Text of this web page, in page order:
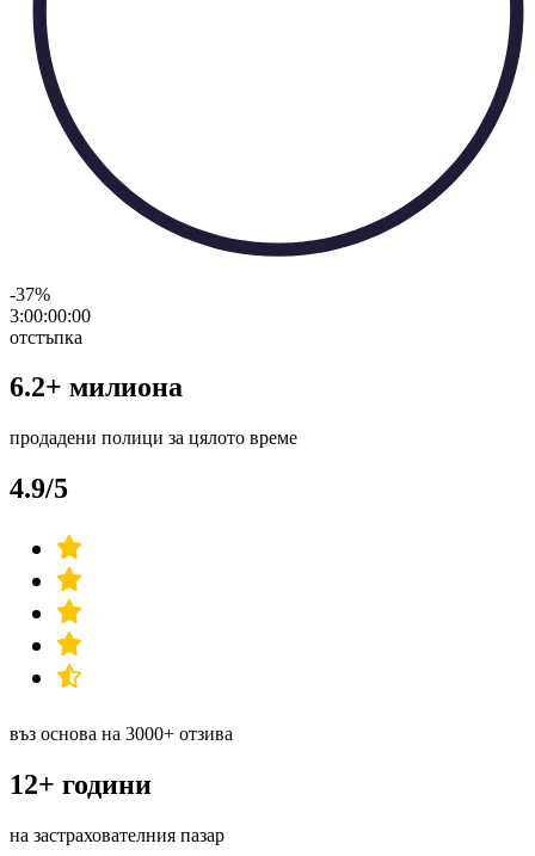
-37%
3:00:00:00
отстъпка
6.2+ милиона
продадени полици за цялото време
4.9/5
въз основа на 3000+ отзива
12+ години
на застрахователния пазар